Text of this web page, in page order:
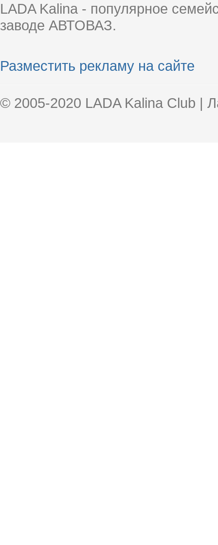
LADA Kalina - популярное
заводе АВТОВАЗ.
Разместить рекламу на сайте
© 2005-2020 LADA Kalina Club |